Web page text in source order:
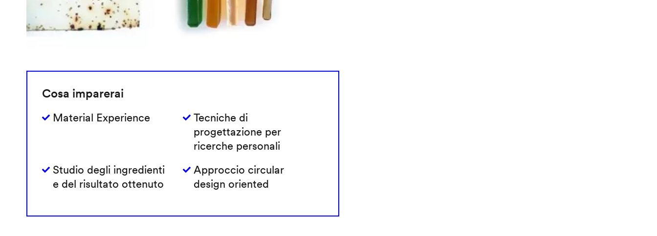
Cosa imparerai
Material Experience
Tecniche di
progettazione per
ricerche personali
Studio degli ingredienti
e del risultato ottenuto
Approccio circular
design oriented